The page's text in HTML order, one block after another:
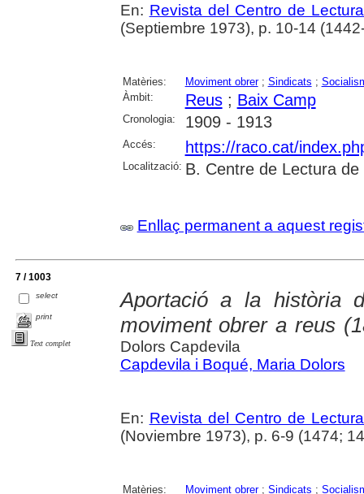
En: Revista del Centro de
(Septiembre 1973), p. 10-14
Matèries: Moviment obrer; Sindicats ;
Àmbit:
Reus; Baix Camp
Cronologia: 1909 - 1913
Accés: https://raco.cat/
Localització: B. Centre de Lectura de
Enllaç permanent a aquest
7 / 1003
select
print
Text complet
Aportació a la història
moviment obrer a reus
Dolors Capdevila
Capdevila i Boqué, Maria Dolors
En: Revista del Centro de
(Noviembre 1973), p. 6-9 (1474;
Matèries: Moviment obrer; Sindicats ;